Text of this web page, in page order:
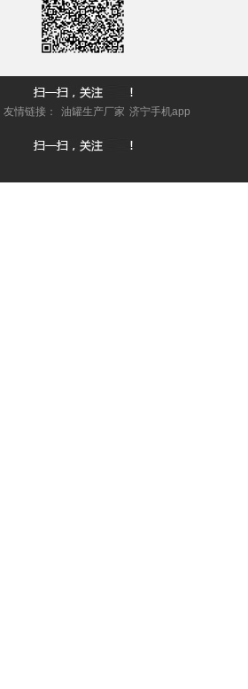
友情链接： 油罐生产厂家 济宁手机app